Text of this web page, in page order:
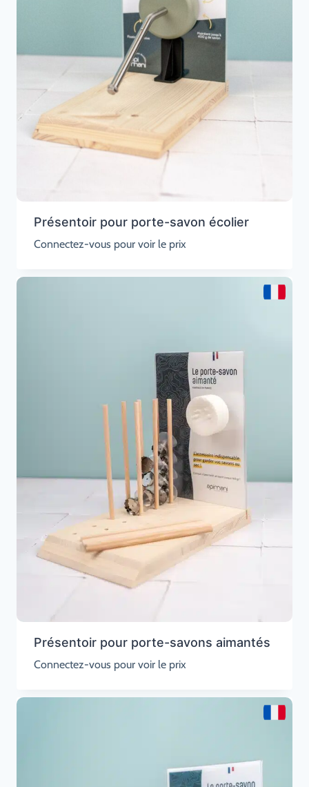
Présentoir pour porte-savon écolier
Connectez-vous pour voir le prix
Présentoir pour porte-savons aimantés
Connectez-vous pour voir le prix